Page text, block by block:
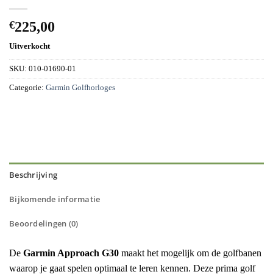
€225,00
Uitverkocht
SKU: 010-01690-01
Categorie: Garmin Golfhorloges
Beschrijving
Bijkomende informatie
Beoordelingen (0)
De Garmin Approach G30 maakt het mogelijk om de golfbanen
waarop je gaat spelen optimaal te leren kennen. Deze prima golf